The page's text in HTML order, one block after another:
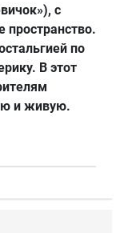
с
пространство.
по
В этот
и живую.